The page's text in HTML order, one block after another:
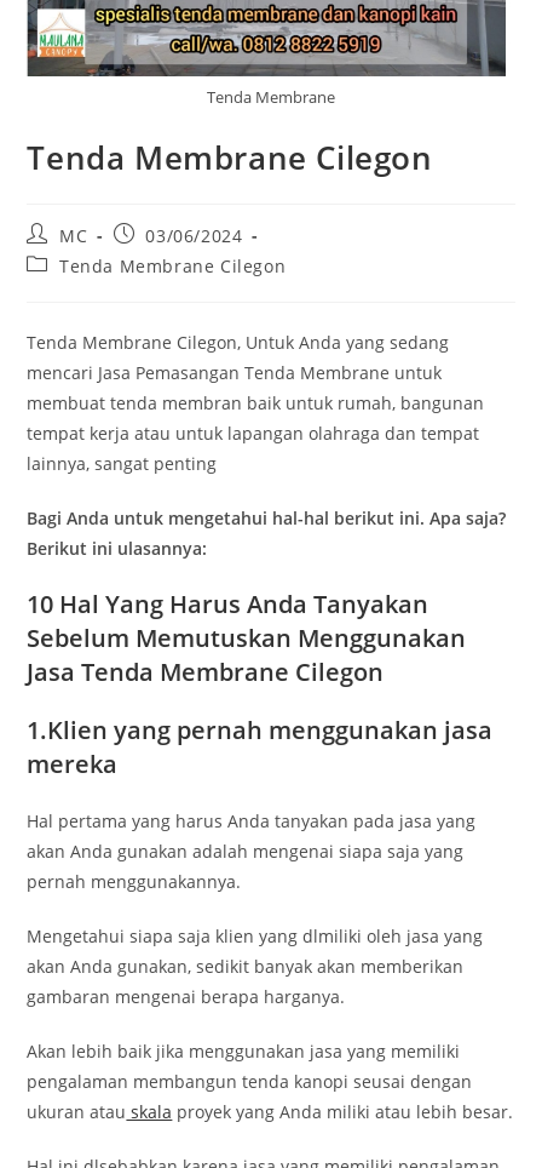
Tenda Membrane
Tenda Membrane Cilegon
Post
author:
MC
Post
published:
03/06/2024
PostTenda Membrane Cilegon
Tenda Membrane Cilegon, Untuk Anda yang sedang
mencari Jasa Pemasangan Tenda Membrane untuk
membuat tenda membran baik untuk rumah, bangunan
tempat kerja atau untuk lapangan olahraga dan tempat
lainnya, sangat penting
Bagi Anda untuk mengetahui hal-hal berikut ini. Apa saja?
Berikut ini ulasannya:
10 Hal Yang Harus Anda Tanyakan
Sebelum Memutuskan Menggunakan
Jasa Tenda Membrane Cilegon
1.Klien yang pernah menggunakan jasa
mereka
Hal pertama yang harus Anda tanyakan pada jasa yang
akan Anda gunakan adalah mengenai siapa saja yang
pernah menggunakannya.
Mengetahui siapa saja klien yang dlmiliki oleh jasa yang
akan Anda gunakan, sedikit banyak akan memberikan
gambaran mengenai berapa harganya.
Akan lebih baik jika menggunakan jasa yang memiliki
pengalaman membangun tenda kanopi seusai dengan
ukuran atau skala proyek yang Anda miliki atau lebih besar.